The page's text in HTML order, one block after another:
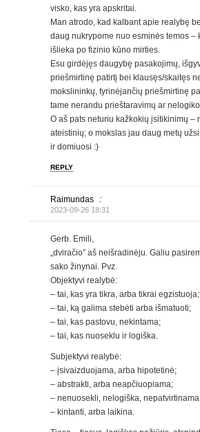
visko, kas yra apskritai.
Man atrodo, kad kalbant apie realybę
daug nukrypome nuo esminės temos –
išlieka po fizinio kūno mirties.
Esu girdėjęs daugybę pasakojimų,
priešmirtinę patirtį bei klausęs/skaitęs
mokslininkų, tyrinėjančių priešmirtinę
tame nerandu prieštaravimų ar
O aš pats neturiu kažkokių įsitikinimų –
ateistinių; o mokslas jau daug metų
ir domiuosi :)
REPLY
Raimundas :
2023-09-26 18:31
Gerb. Emili,
„dviračio” aš neišradinėju. Galiu
sako žinynai. Pvz.
Objektyvi realybė:
– tai, kas yra tikra, arba tikrai egzistuoja;
– tai, ką galima stebėti arba išmatuoti;
– tai, kas pastovu, nekintama;
– tai, kas nuoseklu ir logiška.
Subjektyvi realybė:
– įsivaizduojama, arba hipotetinė;
– abstrakti, arba neapčiuopiama;
– nenuosekli, nelogiška,
– kintanti, arba laikina.